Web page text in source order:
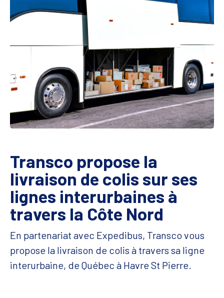
Transco propose la
livraison de colis sur ses
lignes interurbaines à
travers la Côte Nord
En partenariat avec Expedibus, Transco vous
propose la livraison de colis à travers sa ligne
interurbaine, de Québec à Havre St Pierre.